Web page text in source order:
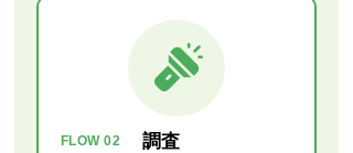
FLOW 02 調査